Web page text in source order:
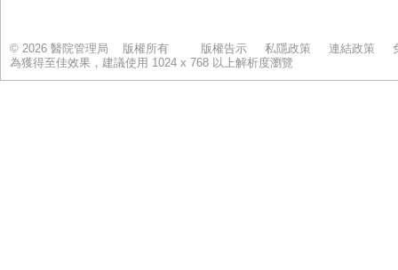
© 2026 醫院管理局 版權所有 版權告示 私隱政策 連結政策
為獲得至佳效果，建議使用 1024 x 768 以上解析度瀏覽